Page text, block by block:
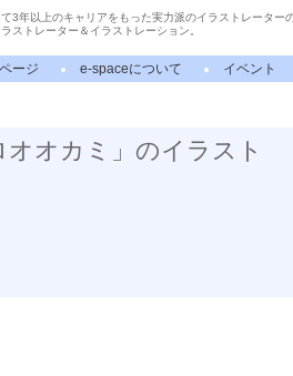
3年以上のキャリアをもった実力派のイラストレーター
ストレーター＆イラストレーション。
ージ e-spaceについて イベント
オカミ」のイラスト